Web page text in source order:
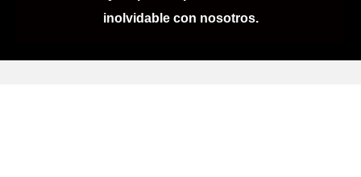
inolvidable con nosotros.